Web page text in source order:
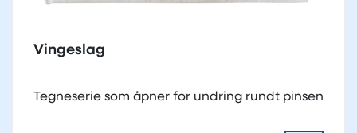
Vingeslag
Tegneserie som åpner for undring rundt pinsen